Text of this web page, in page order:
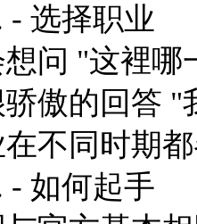
- 选择职业
问 "这裡哪
傲的回答 "
不同时期
- 如何起手